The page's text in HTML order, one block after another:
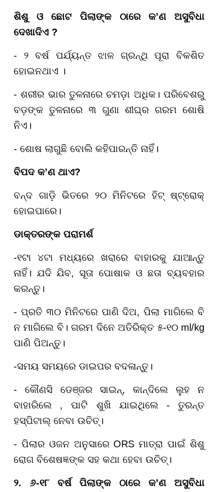
ଶିଶୁ ଓ ଛୋଟ ପିଲାଙ୍କ ଠାରେ କ’ଣ ଅସୁବିଧା
ଦେଖାଦିଏ ?
- ୨ ବର୍ଷ ପର୍ଯ୍ୟନ୍ତ ଝାଳ ଗ୍ରନ୍ଥି ପୂରା ବିକଶିତ
ହୋଇନଥାଏ ।
- ଶରୀର ଭାର ତୁଳନାରେ ଚମଡ଼ା ଅଧିକ। ପରିବେଶରୁ
ବଡ଼ଙ୍କ ତୁଳନାରେ ୩ ଗୁଣା ଶୀଘ୍ର ଗରମ ଶୋଷି
ନିଏ।
- ଶୋଷ ଲାଗୁଛି ବୋଲି କହିପାରନ୍ତି ନାହିଁ।
ବିପଦ କ’ଣ ଥାଏ?
ବନ୍ଦ ଗାଡ଼ି ଭିତରେ ୨୦ ମିନିଟରେ ହିଟ୍ ଷ୍ଟ୍ରୋକ୍
ହୋଇପାରେ।
ଡାକ୍ତରଙ୍କ ପରାମର୍ଶ
-୧ଟା ୪ଟା ମଧ୍ୟରେ ଖରାରେ ବାହାରକୁ ଯାଆନ୍ତୁ
ନାହିଁ। ଯଦି ଯିବ, ସୂତା ପୋଷାକ ଓ ଛତା ବ୍ୟବହାର
କରନ୍ତୁ।
- ପ୍ରତି ୩୦ ମିନିଟରେ ପାଣି ଦିଅ, ପିଲା ମାଗିଲେ ବି
ନ ମାଗିଲେ ବି। ଗରମ ଦିନେ ଅତିରିକ୍ତ ୫-୧୦ ml/kg
ପାଣି ପିଅନ୍ତୁ।
-ସମୟ ସମୟରେ ଡାଇପର ବଦଳାନ୍ତୁ।
- କୌଣସି ଡେଞ୍ଜର ସାଇନ୍, କାନ୍ଦିଲେ ଲୁହ ନ
ବାହାରିଲେ , ପାଟି ଶୁଖି ଯାଇଥିଲେ - ତୁରନ୍ତ
ହସ୍ପିଟାଲ୍ ନେବା ଉଚିତ୍।
- ପିଲାର ଓଜନ ଅନୁସାରେ ORS ମାତ୍ରା ପାଇଁ ଶିଶୁ
ରୋଗ ବିଶେଷଜ୍ଞଙ୍କ ସହ କଥା ହେବା ଉଚିତ୍।
୨. ୬-୧୮ ବର୍ଷ ପିଲାଙ୍କ ଠାରେ କ’ଣ ଅସୁବିଧା